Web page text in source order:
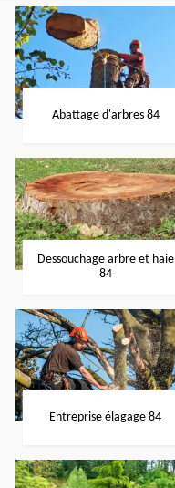
Abattage d'arbres 84
Dessouchage arbre et haie
84
Entreprise élagage 84